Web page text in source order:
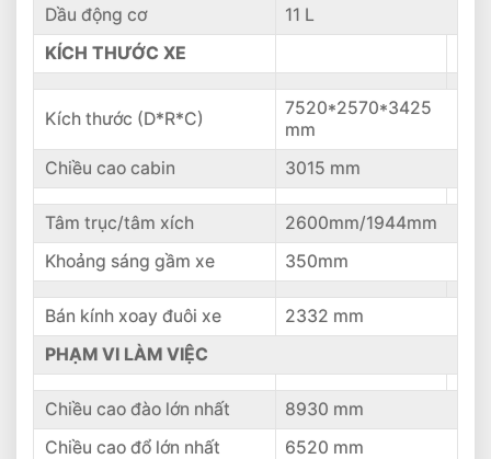
Dầu động cơ
11 L
KÍCH THƯỚC XE
Kích thước (D*R*C)
7520*2570*3425
mm
Chiều cao cabin
3015 mm
Tâm trục/tâm xích
2600mm/1944mm
Khoảng sáng gầm xe
350mm
Bán kính xoay đuôi xe
2332 mm
PHẠM VI LÀM VIỆC
Chiều cao đào lớn nhất
8930 mm
Chiều cao đổ lớn nhất
6520 mm